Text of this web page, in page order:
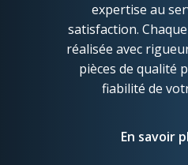
expertise au
satisfaction.
réalisée avec
pièces de qualité
fiabilité de
En savoir